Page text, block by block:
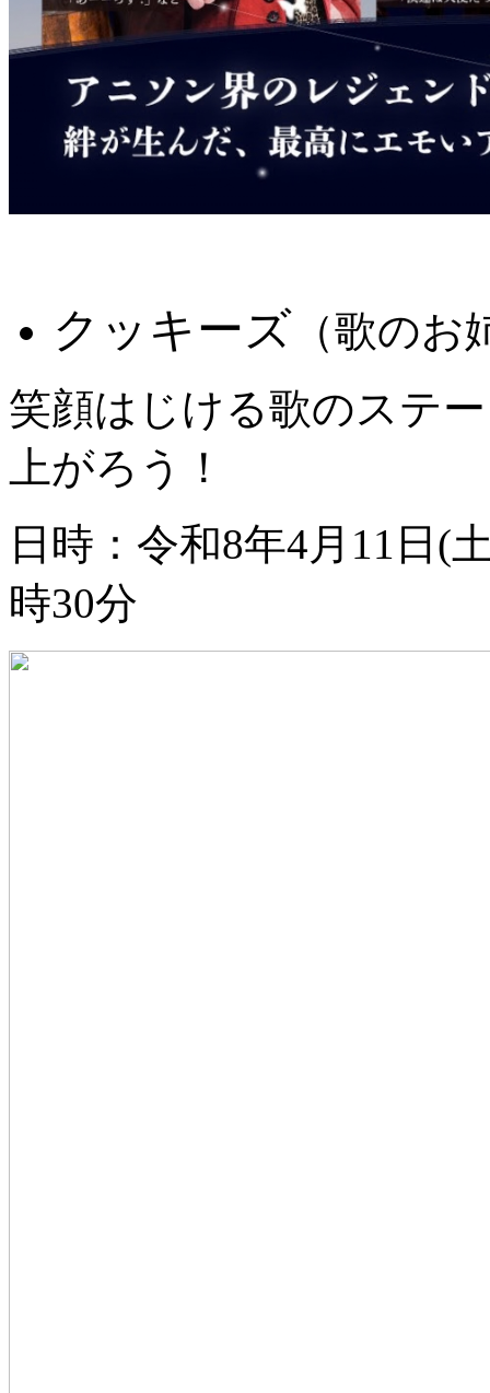
クッキーズ （歌のお
笑顔はじける歌のステ
上がろう！
日時：令和8年4月11日(
時30分